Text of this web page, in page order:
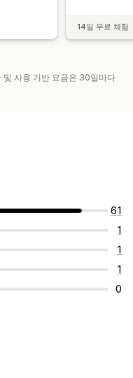
14일 무료 체험
및 사용 기반 요금은 30일마다
61
1
1
1
0